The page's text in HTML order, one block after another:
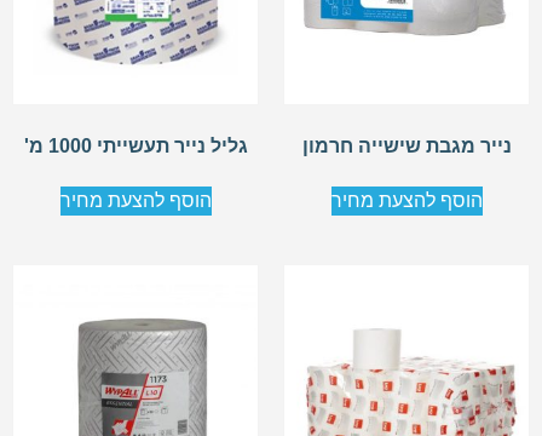
נייר מגבת שישייה חרמון
הוסף להצעת מחיר
גליל נייר תעשייתי 1000 מ'
הוסף להצעת מחיר